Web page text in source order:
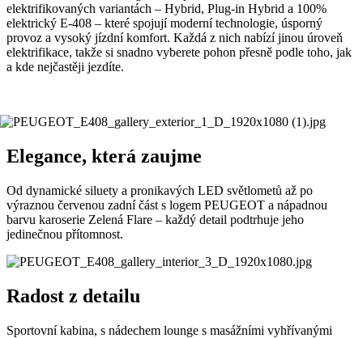
elektrifikovaných variantách – Hybrid, Plug-in Hybrid a 100%
elektrický E-408 – které spojují moderní technologie, úsporný
provoz a vysoký jízdní komfort. Každá z nich nabízí jinou úroveň
elektrifikace, takže si snadno vyberete pohon přesně podle toho, jak
a kde nejčastěji jezdíte.
Elegance, která zaujme
Od dynamické siluety a pronikavých LED světlometů až po
výraznou červenou zadní část s logem PEUGEOT a nápadnou
barvu karoserie Zelená Flare – každý detail podtrhuje jeho
jedinečnou přítomnost.
Radost z detailu
Sportovní kabina, s nádechem lounge s masážními vyhřívanými